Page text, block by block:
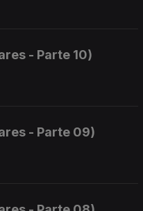
- Parte 10)
- Parte 09)